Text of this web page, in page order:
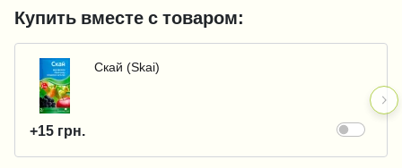
Купить вместе с товаром:
Скай (Skai)
+15 грн.